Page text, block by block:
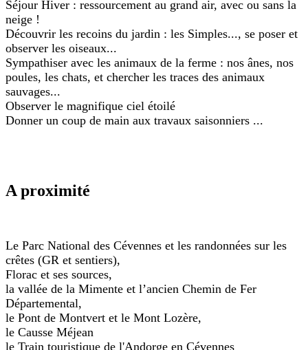
Séjour Hiver : ressourcement au grand air, avec ou sans la
neige !
Découvrir les recoins du jardin : les Simples..., se poser et
observer les oiseaux...
Sympathiser avec les animaux de la ferme : nos ânes, nos
poules, les chats, et chercher les traces des animaux
sauvages...
Observer le magnifique ciel étoilé
Donner un coup de main aux travaux saisonniers ...
A proximité
Le Parc National des Cévennes et les randonnées sur les
crêtes (GR et sentiers),
Florac et ses sources,
la vallée de la Mimente et l’ancien Chemin de Fer
Départemental,
le Pont de Montvert et le Mont Lozère,
le Causse Méjean
le Train touristique de l'Andorge en Cévennes